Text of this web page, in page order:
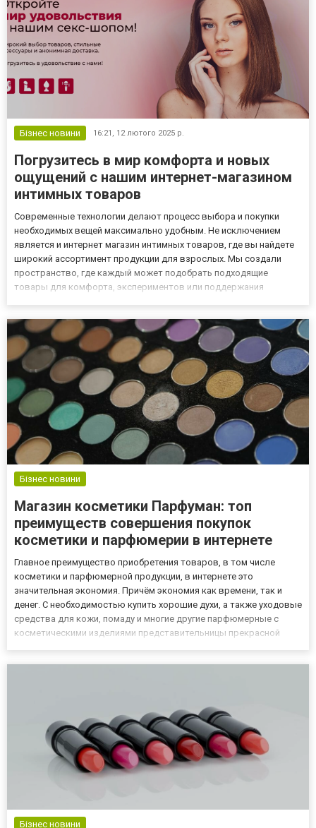
Бізнес новини 16:21, 12 лютого 2025 р.
Погрузитесь в мир комфорта и новых
ощущений с нашим интернет-магазином
интимных товаров
Современные технологии делают процесс выбора и покупки
необходимых вещей максимально удобным. Не исключением
является и интернет магазин интимных товаров, где вы найдете
широкий ассортимент продукции для взрослых. Мы создали
пространство, где каждый может подобрать подходящие
товары для комфорта, экспериментов или поддержания
можете выбрать их в любо...
Бізнес новини
Магазин косметики Парфуман: топ
преимуществ совершения покупок
косметики и парфюмерии в интернете
Главное преимущество приобретения товаров, в том числе
косметики и парфюмерной продукции, в интернете это
значительная экономия. Причём экономия как времени, так и
денег. С необходимостью купить хорошие духи, а также уходовые
средства для кожи, помаду и многие другие парфюмерные с
косметическими изделиями представительницы прекрасной
Бізнес новини